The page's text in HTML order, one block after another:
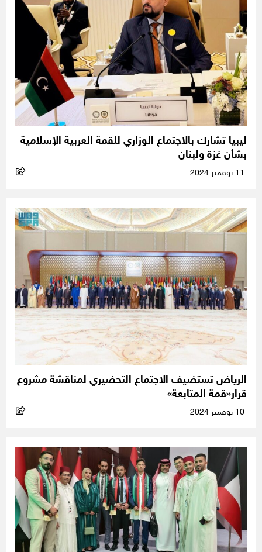
ليبيا تشارك بالاجتماع الوزاري للقمة العربية الإسلامية
بشأن غزة ولبنان
الرياض تستضيف الاجتماع التحضيري لمناقشة مشروع
قرار«قمة المتابعة»